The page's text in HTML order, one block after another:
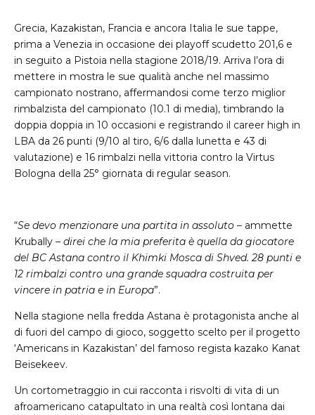
Grecia, Kazakistan, Francia e ancora Italia le sue tappe,
prima a Venezia in occasione dei playoff scudetto 201,6 e
in seguito a Pistoia nella stagione 2018/19. Arriva l’ora di
mettere in mostra le sue qualità anche nel massimo
campionato nostrano, affermandosi come terzo miglior
rimbalzista del campionato (10.1 di media), timbrando la
doppia doppia in 10 occasioni e registrando il career high in
LBA da 26 punti (9/10 al tiro, 6/6 dalla lunetta e 43 di
valutazione) e 16 rimbalzi nella vittoria contro la Virtus
Bologna della 25° giornata di regular season.
“Se devo menzionare una partita in assoluto – ammette
Krubally – direi che la mia preferita è quella da giocatore
del BC Astana contro il Khimki Mosca di Shved. 28 punti e
12 rimbalzi contro una grande squadra costruita per
vincere in patria e in Europa”.
Nella stagione nella fredda Astana è protagonista anche al
di fuori del campo di gioco, soggetto scelto per il progetto
‘Americans in Kazakistan’ del famoso regista kazako Kanat
Beisekeev.
Un cortometraggio in cui racconta i risvolti di vita di un
afroamericano catapultato in una realtà così lontana dai